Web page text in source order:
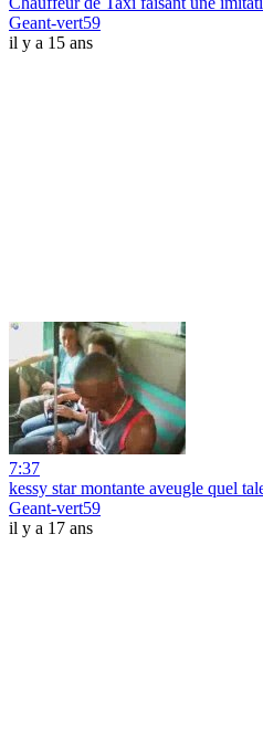
Geant-vert59
il y a 15 ans
7:37
kessy star montante aveugle quel
Geant-vert59
il y a 17 ans